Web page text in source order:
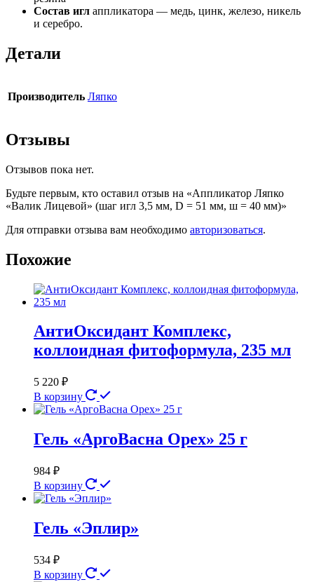
Состав игл аппликатора — медь, цинк, железо, никель
и серебро.
Детали
Производитель Ляпко
Отзывы
Отзывов пока нет.
Будьте первым, кто оставил отзыв на «Аппликатор Ляпко
«Валик Лицевой» (шаг игл 3,5 мм, D = 51 мм, ш = 40 мм)»
Для отправки отзыва вам необходимо авторизоваться.
Похожие
АнтиОксидант Комплекс,
коллоидная фитоформула, 235 мл
5 220 ₽
В корзину
Гель «АргоВасна Орех» 25 г
984 ₽
В корзину
Гель «Эплир»
534 ₽
В корзину